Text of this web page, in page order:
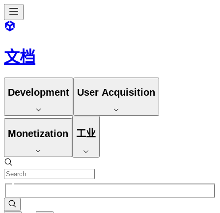
文档
Development User Acquisition
Monetization 工业